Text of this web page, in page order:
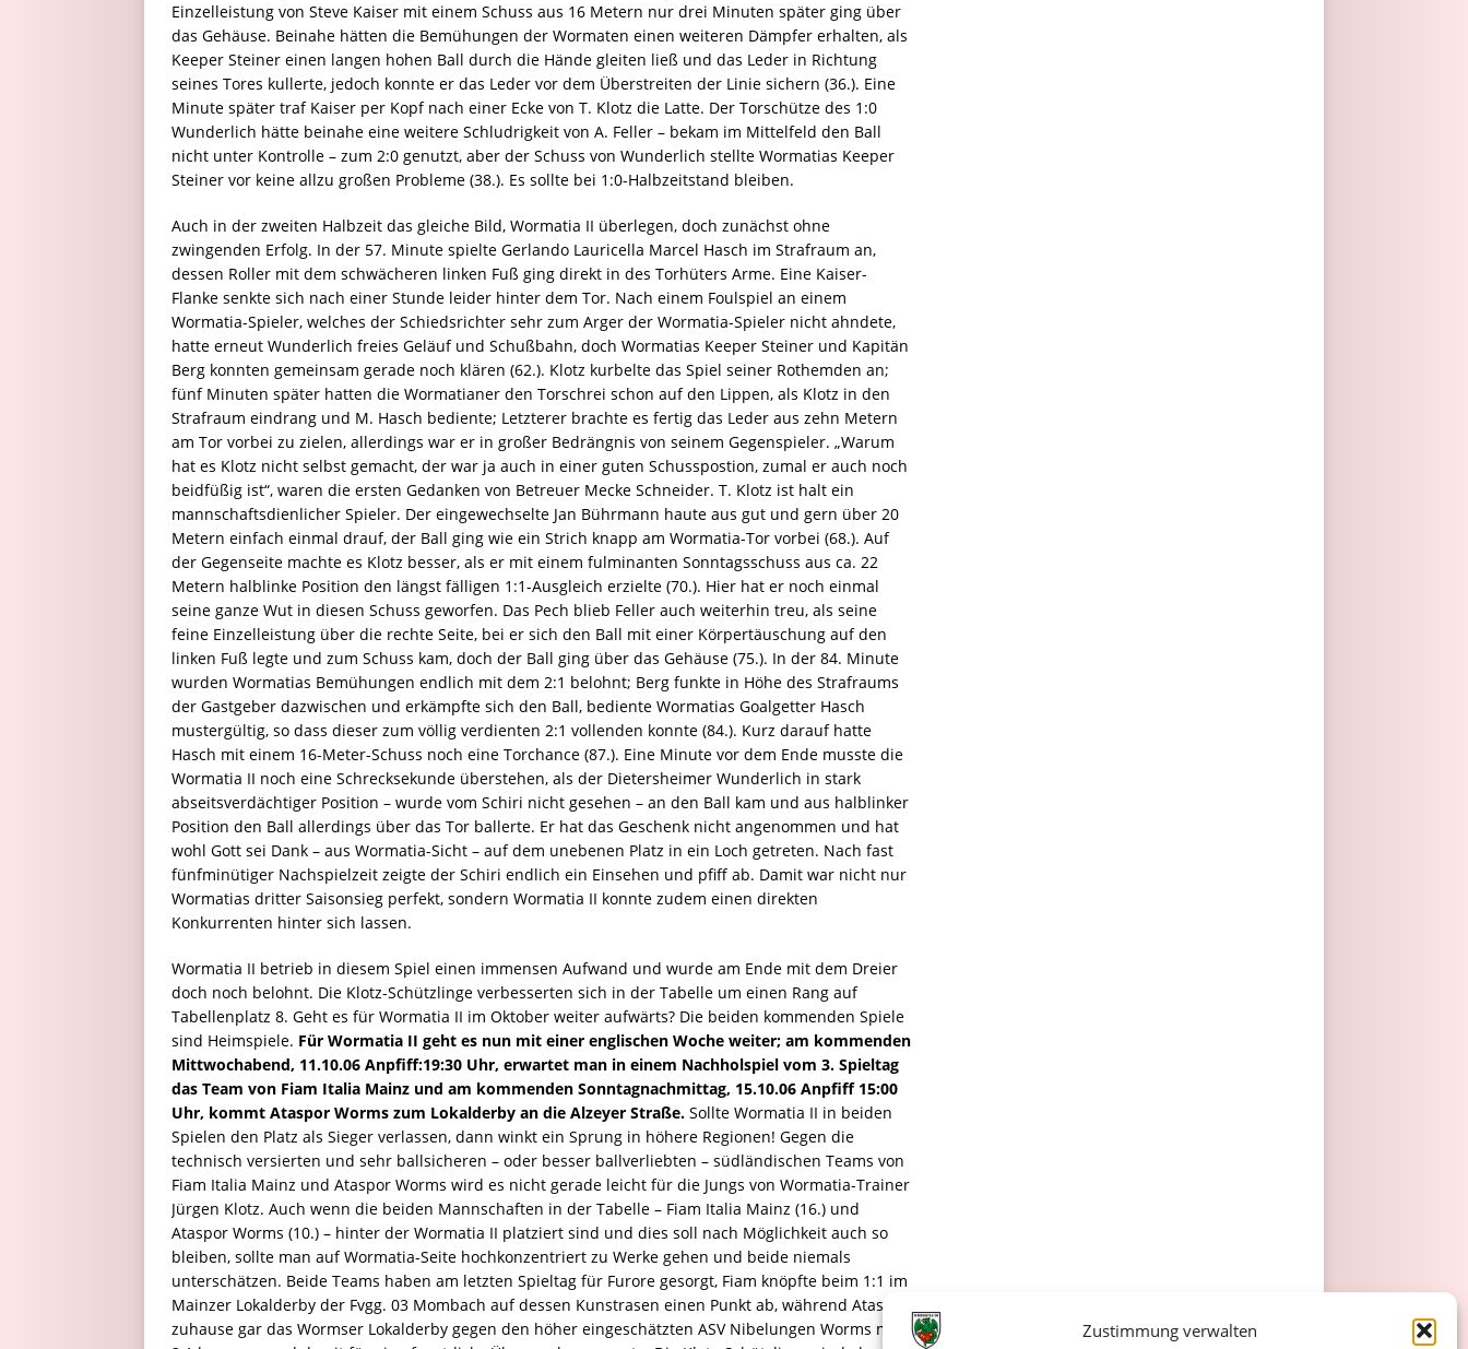
Zustimmung verwalten
Einzelleistung von Steve Kaiser mit einem Schuss aus 16 Metern nur drei Minuten später ging über
das Gehäuse. Beinahe hätten die Bemühungen der Wormaten einen weiteren Dämpfer erhalten, als
Keeper Steiner einen langen hohen Ball durch die Hände gleiten ließ und das Leder in Richtung
seines Tores kullerte, jedoch konnte er das Leder vor dem Überstreiten der Linie sichern (36.). Eine
Minute später traf Kaiser per Kopf nach einer Ecke von T. Klotz die Latte. Der Torschütze des 1:0
Wunderlich hätte beinahe eine weitere Schludrigkeit von A. Feller – bekam im Mittelfeld den Ball
nicht unter Kontrolle – zum 2:0 genutzt, aber der Schuss von Wunderlich stellte Wormatias Keeper
Steiner vor keine allzu großen Probleme (38.). Es sollte bei 1:0-Halbzeitstand bleiben.
Auch in der zweiten Halbzeit das gleiche Bild, Wormatia II überlegen, doch zunächst ohne
zwingenden Erfolg. In der 57. Minute spielte Gerlando Lauricella Marcel Hasch im Strafraum an,
dessen Roller mit dem schwächeren linken Fuß ging direkt in des Torhüters Arme. Eine Kaiser-
Flanke senkte sich nach einer Stunde leider hinter dem Tor. Nach einem Foulspiel an einem
Wormatia-Spieler, welches der Schiedsrichter sehr zum Arger der Wormatia-Spieler nicht ahndete,
hatte erneut Wunderlich freies Geläuf und Schußbahn, doch Wormatias Keeper Steiner und Kapitän
Berg konnten gemeinsam gerade noch klären (62.). Klotz kurbelte das Spiel seiner Rothemden an;
fünf Minuten später hatten die Wormatianer den Torschrei schon auf den Lippen, als Klotz in den
Strafraum eindrang und M. Hasch bediente; Letzterer brachte es fertig das Leder aus zehn Metern
am Tor vorbei zu zielen, allerdings war er in großer Bedrängnis von seinem Gegenspieler. „Warum
hat es Klotz nicht selbst gemacht, der war ja auch in einer guten Schusspostion, zumal er auch noch
beidfüßig ist“, waren die ersten Gedanken von Betreuer Mecke Schneider. T. Klotz ist halt ein
mannschaftsdienlicher Spieler. Der eingewechselte Jan Bührmann haute aus gut und gern über 20
Metern einfach einmal drauf, der Ball ging wie ein Strich knapp am Wormatia-Tor vorbei (68.). Auf
der Gegenseite machte es Klotz besser, als er mit einem fulminanten Sonntagsschuss aus ca. 22
Metern halblinke Position den längst fälligen 1:1-Ausgleich erzielte (70.). Hier hat er noch einmal
seine ganze Wut in diesen Schuss geworfen. Das Pech blieb Feller auch weiterhin treu, als seine
feine Einzelleistung über die rechte Seite, bei er sich den Ball mit einer Körpertäuschung auf den
linken Fuß legte und zum Schuss kam, doch der Ball ging über das Gehäuse (75.). In der 84. Minute
wurden Wormatias Bemühungen endlich mit dem 2:1 belohnt; Berg funkte in Höhe des Strafraums
der Gastgeber dazwischen und erkämpfte sich den Ball, bediente Wormatias Goalgetter Hasch
mustergültig, so dass dieser zum völlig verdienten 2:1 vollenden konnte (84.). Kurz darauf hatte
Hasch mit einem 16-Meter-Schuss noch eine Torchance (87.). Eine Minute vor dem Ende musste die
Wormatia II noch eine Schrecksekunde überstehen, als der Dietersheimer Wunderlich in stark
abseitsverdächtiger Position – wurde vom Schiri nicht gesehen – an den Ball kam und aus halblinker
Position den Ball allerdings über das Tor ballerte. Er hat das Geschenk nicht angenommen und hat
wohl Gott sei Dank – aus Wormatia-Sicht – auf dem unebenen Platz in ein Loch getreten. Nach fast
fünfminütiger Nachspielzeit zeigte der Schiri endlich ein Einsehen und pfiff ab. Damit war nicht nur
Wormatias dritter Saisonsieg perfekt, sondern Wormatia II konnte zudem einen direkten
Konkurrenten hinter sich lassen.
Wormatia II betrieb in diesem Spiel einen immensen Aufwand und wurde am Ende mit dem Dreier
doch noch belohnt. Die Klotz-Schützlinge verbesserten sich in der Tabelle um einen Rang auf
Tabellenplatz 8. Geht es für Wormatia II im Oktober weiter aufwärts? Die beiden kommenden Spiele
sind Heimspiele. Für Wormatia II geht es nun mit einer englischen Woche weiter; am kommenden
Mittwochabend, 11.10.06 Anpfiff:19:30 Uhr, erwartet man in einem Nachholspiel vom 3. Spieltag
das Team von Fiam Italia Mainz und am kommenden Sonntagnachmittag, 15.10.06 Anpfiff 15:00
Uhr, kommt Ataspor Worms zum Lokalderby an die Alzeyer Straße. Sollte Wormatia II in beiden
Spielen den Platz als Sieger verlassen, dann winkt ein Sprung in höhere Regionen! Gegen die
technisch versierten und sehr ballsicheren – oder besser ballverliebten – südländischen Teams von
Fiam Italia Mainz und Ataspor Worms wird es nicht gerade leicht für die Jungs von Wormatia-Trainer
Jürgen Klotz. Auch wenn die beiden Mannschaften in der Tabelle – Fiam Italia Mainz (16.) und
Ataspor Worms (10.) – hinter der Wormatia II platziert sind und dies soll nach Möglichkeit auch so
bleiben, sollte man auf Wormatia-Seite hochkonzentriert zu Werke gehen und beide niemals
unterschätzen. Beide Teams haben am letzten Spieltag für Furore gesorgt, Fiam knöpfte beim 1:1 im
Mainzer Lokalderby der Fvgg. 03 Mombach auf dessen Kunstrasen einen Punkt ab, während Ataspor
zuhause gar das Wormser Lokalderby gegen den höher eingeschätzten ASV Nibelungen Worms mit